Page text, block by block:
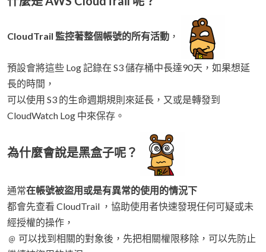
CloudTrail 監控著整個帳號的所有活動 ，
預設會將這些 Log 記錄在 S3 儲存桶中長達90天，如果想延
長的時間，
可以使用 S3 的生命週期規則來延長，又或是轉發到
CloudWatch Log 中來保存。
為什麼會說是黑盒子呢？
通常在帳號被盜用或是有異常的使用的情況下
都會先查看 CloudTrail ，協助使用者快速發現任何可疑或未
經授權的操作，
﹫ 可以找到相關的對象後，先把相關權限移除，可以先防止